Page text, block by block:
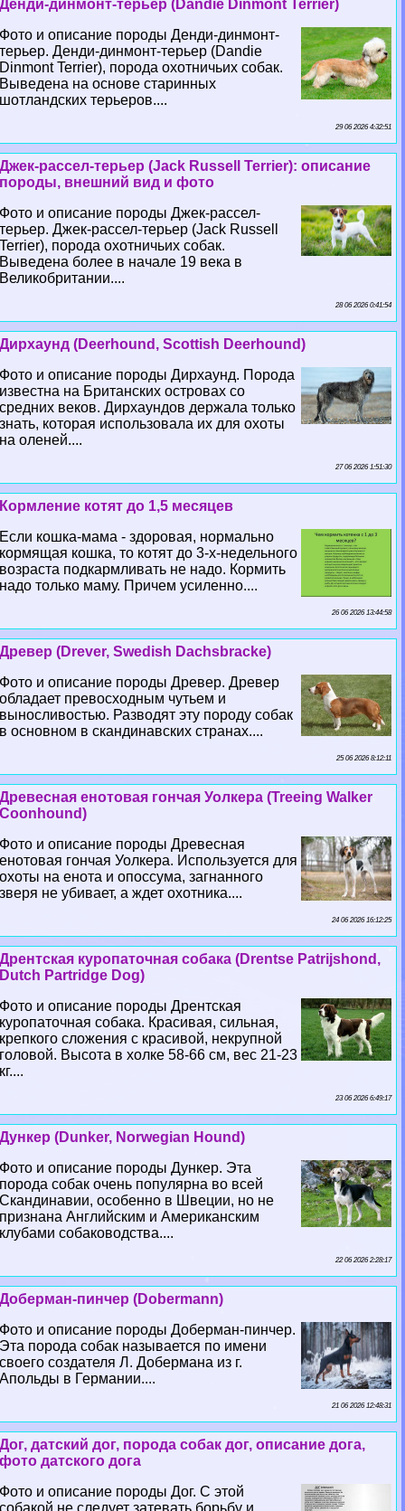
Денди-динмонт-терьер (Dandie Dinmont Terrier)
Фото и описание породы Денди-динмонт-
терьер. Денди-динмонт-терьер (Dandie
Dinmont Terrier), порода охотничьих собак.
Выведена на основе старинных
шотландских терьеров....
29 06 2026 4:32:51
Джек-рассел-терьер (Jack Russell Terrier): описание
породы, внешний вид и фото
Фото и описание породы Джек-рассел-
терьер. Джек-рассел-терьер (Jack Russell
Terrier), порода охотничьих собак.
Выведена более в начале 19 века в
Великобритании....
28 06 2026 0:41:54
Дирхаунд (Deerhound, Scottish Deerhound)
Фото и описание породы Дирхаунд. Порода
известна на Британских островах со
средних веков. Дирхаундов держала только
знать, которая использовала их для охоты
на оленей....
27 06 2026 1:51:30
Кормление котят до 1,5 месяцев
Если кошка-мама - здоровая, нормально
кормящая кошка, то котят до 3-х-недельного
возраста подкармливать не надо. Кормить
надо только маму. Причем усиленно....
26 06 2026 13:44:58
Древер (Drever, Swedish Dachsbracke)
Фото и описание породы Древер. Древер
обладает превосходным чутьем и
выносливостью. Разводят эту породу собак
в основном в скандинавских странах....
25 06 2026 8:12:11
Древесная енотовая гончая Уолкера (Treeing Walker
Coonhound)
Фото и описание породы Древесная
енотовая гончая Уолкера. Используется для
охоты на енота и опоссума, загнанного
зверя не убивает, а ждет охотника....
24 06 2026 16:12:25
Дрентская куропаточная собака (Drentse Patrijshond,
Dutch Partridge Dog)
Фото и описание породы Дрентская
куропаточная собака. Красивая, сильная,
крепкого сложения с красивой, некрупной
головой. Высота в холке 58-66 см, вес 21-23
кг....
23 06 2026 6:49:17
Дункер (Dunker, Norwegian Hound)
Фото и описание породы Дункер. Эта
порода собак очень популярна во всей
Скандинавии, особенно в Швеции, но не
признана Английским и Американским
клубами собаководства....
22 06 2026 2:28:17
Доберман-пинчер (Dobermann)
Фото и описание породы Доберман-пинчер.
Эта порода собак называется по имени
своего создателя Л. Добермана из г.
Апольды в Германии....
21 06 2026 12:48:31
Дог, датский дог, порода собак дог, описание дога,
фото датского дога
Фото и описание породы Дог. С этой
собакой не следует затевать борьбу и